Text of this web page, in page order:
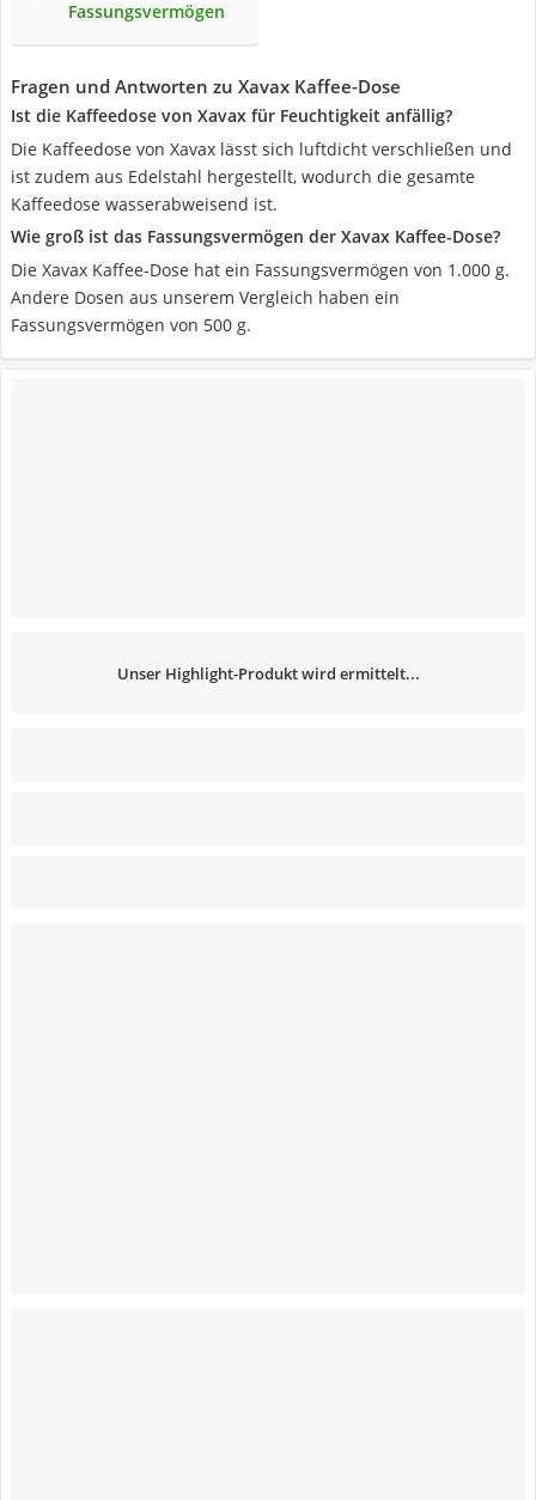
Fassungsvermögen
Fragen und Antworten zu Xavax Kaffee-Dose
Ist die Kaffeedose von Xavax für Feuchtigkeit anfällig?
Die Kaffeedose von Xavax lässt sich luftdicht verschließen und
ist zudem aus Edelstahl hergestellt, wodurch die gesamte
Kaffeedose wasserabweisend ist.
Wie groß ist das Fassungsvermögen der Xavax Kaffee-Dose?
Die Xavax Kaffee-Dose hat ein Fassungsvermögen von 1.000 g.
Andere Dosen aus unserem Vergleich haben ein
Fassungsvermögen von 500 g.
Unser Highlight-Produkt wird ermittelt...